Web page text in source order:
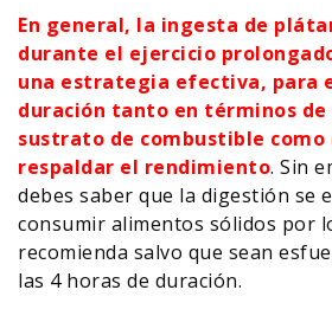
En general, la ingesta de
durante el ejercicio
una estrategia efectiva, para
duración tanto en términos
sustrato de combustible como
respaldar el rendimiento. Sin
debes saber que la digestión se
consumir alimentos sólidos por
recomienda salvo que sean
las 4 horas de duración.